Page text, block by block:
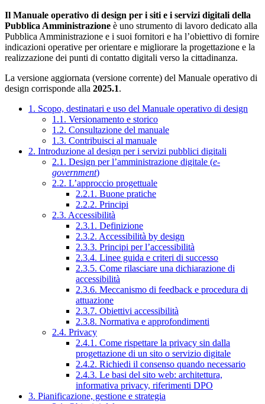
Il Manuale operativo di design per i siti e i servizi digitali della
Pubblica Amministrazione è uno strumento di lavoro dedicato alla
Pubblica Amministrazione e i suoi fornitori e ha l’obiettivo di fornire
indicazioni operative per orientare e migliorare la progettazione e la
realizzazione dei punti di contatto digitali verso la cittadinanza.
La versione aggiornata (versione corrente) del Manuale operativo di
design corrisponde alla 2025.1.
1. Scopo, destinatari e uso del Manuale operativo di design
1.1. Versionamento e storico
1.2. Consultazione del manuale
1.3. Contribuisci al manuale
2. Introduzione al design per i servizi pubblici digitali
2.1. Design per l’amministrazione digitale (e-
government)
2.2. L’approccio progettuale
2.2.1. Buone pratiche
2.2.2. Principi
2.3. Accessibilità
2.3.1. Definizione
2.3.2. Accessibilità by design
2.3.3. Principi per l’accessibilità
2.3.4. Linee guida e criteri di successo
2.3.5. Come rilasciare una dichiarazione di
accessibilità
2.3.6. Meccanismo di feedback e procedura di
attuazione
2.3.7. Obiettivi accessibilità
2.3.8. Normativa e approfondimenti
2.4. Privacy
2.4.1. Come rispettare la privacy sin dalla
progettazione di un sito o servizio digitale
2.4.2. Richiedi il consenso quando necessario
2.4.3. Le basi del sito web: architettura,
informativa privacy, riferimenti DPO
3. Pianificazione, gestione e strategia